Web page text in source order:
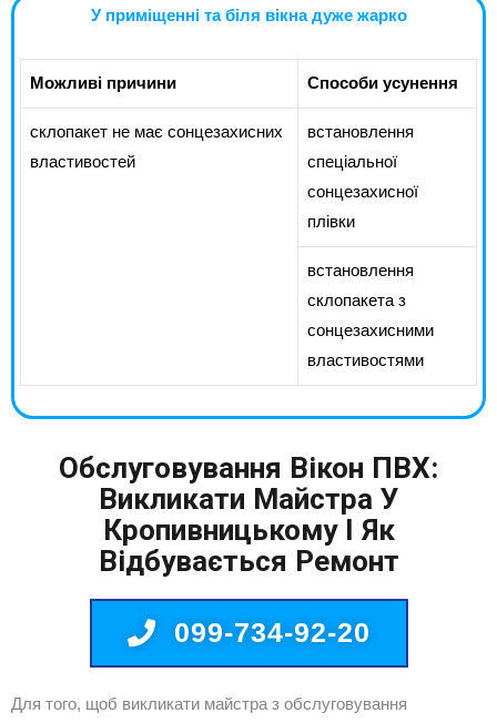
У приміщенні та біля вікна дуже жарко
Можливі причини Способи усунення
склопакет не має сонцезахисних
властивостей
встановлення
спеціальної
сонцезахисної
плівки
встановлення
склопакета з
сонцезахисними
властивостями
Обслуговування Вікон ПВХ:
Викликати Майстра У
Кропивницькому І Як
Відбувається Ремонт
099-734-92-20
Для того, щоб викликати майстра з обслуговування